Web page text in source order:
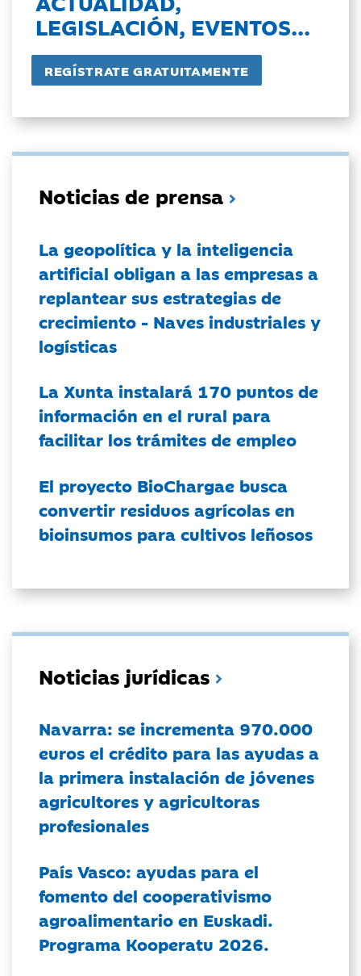
LEGISLACIÓN, EVENTOS...
Noticias de prensa
La geopolítica y la inteligencia
artificial obligan a las empresas a
replantear sus estrategias de
crecimiento - Naves industriales y
logísticas
La Xunta instalará 170 puntos de
información en el rural para
facilitar los trámites de empleo
El proyecto BioChargae busca
convertir residuos agrícolas en
bioinsumos para cultivos leñosos
Noticias jurídicas
Navarra: se incrementa 970.000
euros el crédito para las ayudas a
la primera instalación de jóvenes
agricultores y agricultoras
profesionales
País Vasco: ayudas para el
fomento del cooperativismo
agroalimentario en Euskadi.
Programa Kooperatu 2026.